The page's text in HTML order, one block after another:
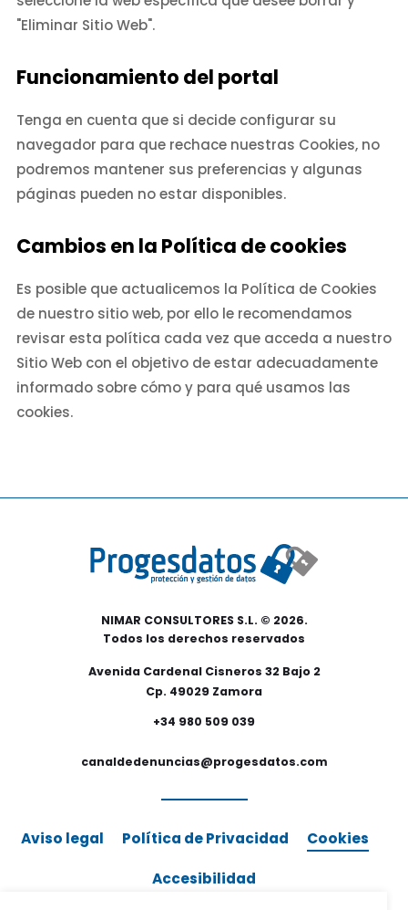
"Eliminar Sitio Web".
Funcionamiento del portal
Tenga en cuenta que si decide configurar su
navegador para que rechace nuestras Cookies, no
podremos mantener sus preferencias y algunas
páginas pueden no estar disponibles.
Cambios en la Política de cookies
Es posible que actualicemos la Política de Cookies
de nuestro sitio web, por ello le recomendamos
revisar esta política cada vez que acceda a nuestro
Sitio Web con el objetivo de estar adecuadamente
informado sobre cómo y para qué usamos las
cookies.
NIMAR CONSULTORES S.L. © 2026.
Todos los derechos reservados
Avenida Cardenal Cisneros 32 Bajo 2
Cp. 49029 Zamora
+34 980 509 039
canaldedenuncias@progesdatos.com
Aviso legal Política de Privacidad Cookies
Accesibilidad